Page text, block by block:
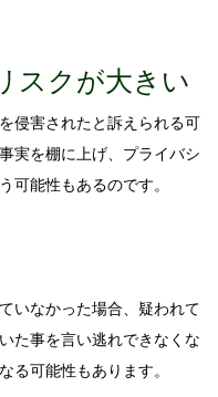
スクが大きい
侵害されたと訴えられる可
実を棚に上げ、プライバシ
可能性もあるのです。
いなかった場合、疑われて
た事を言い逃れできなくな
る可能性もあります。